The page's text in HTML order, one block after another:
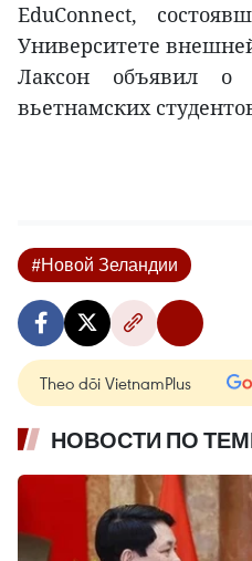
EduConnect,
Университете
Лаксон объявил о
вьетнамских
#Новой Зеландии
Theo dõi VietnamPlus
НОВОСТИ ПО